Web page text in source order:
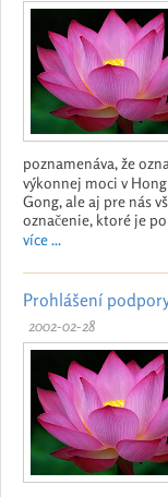
poznamenáva, že
výkonnej moci v
Gong, ale aj pre nás
označenie, ktoré je
více ...
Prohlášení
2002-02-28